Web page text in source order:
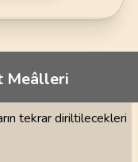
Meâlleri
tekrar diriltilecekleri